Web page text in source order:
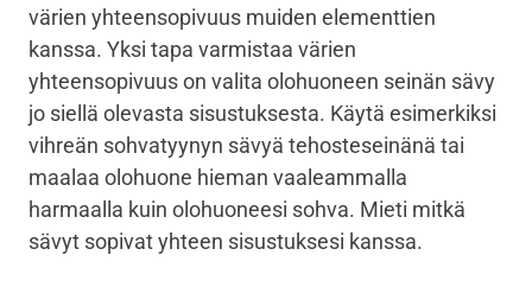
värien yhteensopivuus muiden elementtien
kanssa. Yksi tapa varmistaa värien
yhteensopivuus on valita olohuoneen seinän sävy
jo siellä olevasta sisustuksesta. Käytä esimerkiksi
vihreän sohvatyynyn sävyä tehosteseinänä tai
maalaa olohuone hieman vaaleammalla
harmaalla kuin olohuoneesi sohva. Mieti mitkä
sävyt sopivat yhteen sisustuksesi kanssa.